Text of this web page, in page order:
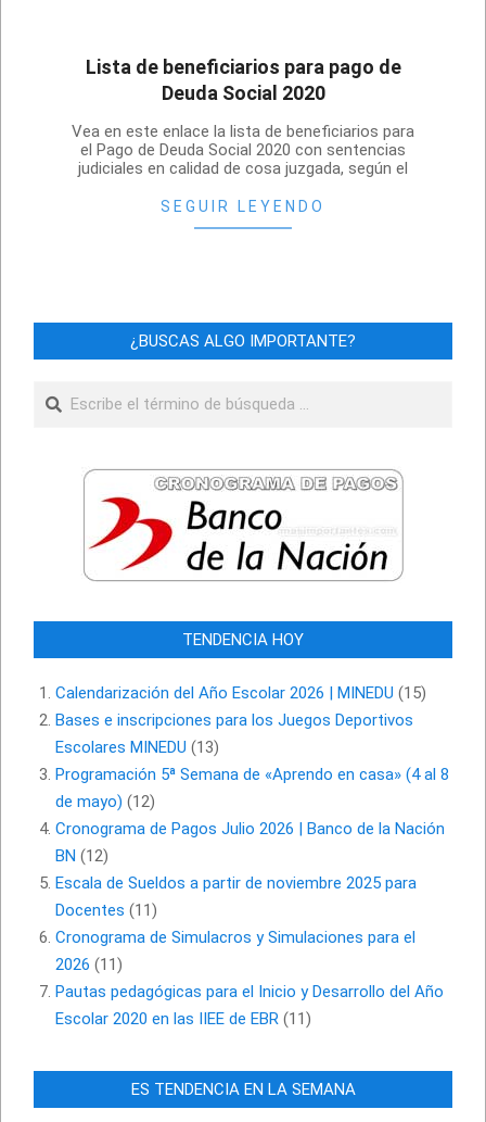
Lista de beneficiarios para pago de
Deuda Social 2020
09-
25
Vea en este enlace la lista de beneficiarios para
el Pago de Deuda Social 2020 con sentencias
judiciales en calidad de cosa juzgada, según el
SEGUIR LEYENDO
¿BUSCAS ALGO IMPORTANTE?
Buscar
TENDENCIA HOY
Calendarización del Año Escolar 2026 | MINEDU (15)
Bases e inscripciones para los Juegos Deportivos
Escolares MINEDU (13)
Programación 5ª Semana de «Aprendo en casa» (4 al 8
de mayo) (12)
Cronograma de Pagos Julio 2026 | Banco de la Nación
BN (12)
Escala de Sueldos a partir de noviembre 2025 para
Docentes (11)
Cronograma de Simulacros y Simulaciones para el
2026 (11)
Pautas pedagógicas para el Inicio y Desarrollo del Año
Escolar 2020 en las IIEE de EBR (11)
ES TENDENCIA EN LA SEMANA